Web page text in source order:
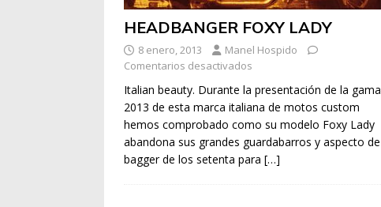
HEADBANGER FOXY LADY
8 enero, 2013
Manel Hospido
Comentarios desactivados
Italian beauty. Durante la presentación de la gama
2013 de esta marca italiana de motos custom
hemos comprobado como su modelo Foxy Lady
abandona sus grandes guardabarros y aspecto de
bagger de los setenta para […]